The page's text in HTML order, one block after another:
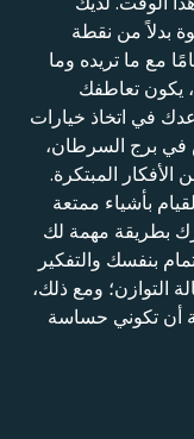
بدلاً من نقطة
مع ما تريده وما
يكون تعاطفك
في اتخاذ خيارات
في برج السرطان،
المبتكرة.
بأشياء ممتعة
بطريقة مهمة لك
بنفسك والتفكير
التوازن؛ ومع ذلك،
أن تكوني حساسة